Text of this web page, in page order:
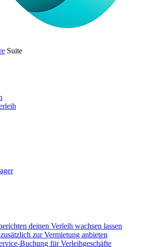
Suite
deinen Verleih wachsen lassen
zur Vermietung anbieten
Buchung für Verleihgeschäfte